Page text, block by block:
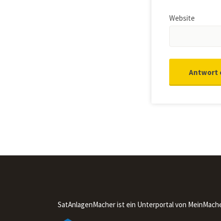
Website
SatAnlagenMacher ist ein Unterportal von